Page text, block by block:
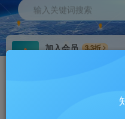
输入关键词搜索
加入会员
3.3折